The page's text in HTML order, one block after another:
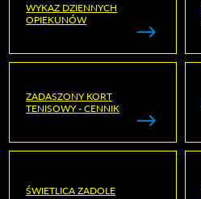
WYKAZ DZIENNYCH
OPIEKUNÓW
ZADASZONY KORT
TENISOWY - CENNIK
ŚWIETLICA ZADOLE